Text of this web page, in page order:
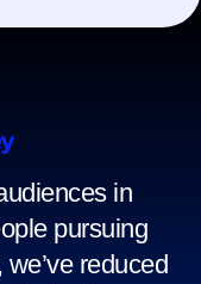
in
pursuing
reduced